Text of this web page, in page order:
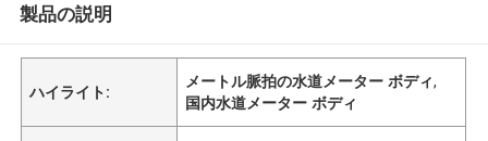
製品の説明
ハイライト:
メートル脈拍の水道メーター ボディ,
国内水道メーター ボディ